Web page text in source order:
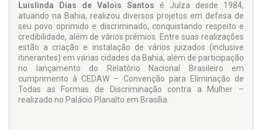
outros cuidados.
Com maestria, de forma direta e objetiva, nos conduz à luz do
reconhecimento de uma verdade dolorosa, que se mantém
escondida atrás de cortinas imateriais, porém pesadas, à
realidade da dor secular que atinge a todo um povo que, refém
de leis hipócritas, é mantido de mãos atadas, mesmo com os
enferrujados grilhões aparentemente rompidos.
Luislinda de Valois nos põe a refletir, com ânsia de mudança,
que é preciso curar as feridas, mas não poderemos esquecer as
cicatrizes se elas continuarem a sangrar.
Luislinda Dias de Valois Santos é Juíza desde 1984,
atuando na Bahia, realizou diversos projetos em defesa de
seu povo oprimido e discriminado, conquistando respeito e
credibilidade, além de vários prêmios. Entre suas realizações
estão a criação e instalação de vários juizados (inclusive
itinerantes) em várias cidades da Bahia, além de participação
no lançamento do Relatório Nacional Brasileiro em
cumprimento à CEDAW – Convenção para Eliminação de
Todas as Formas de Discriminação contra a Mulher –
realizado no Palácio Planalto em Brasília.